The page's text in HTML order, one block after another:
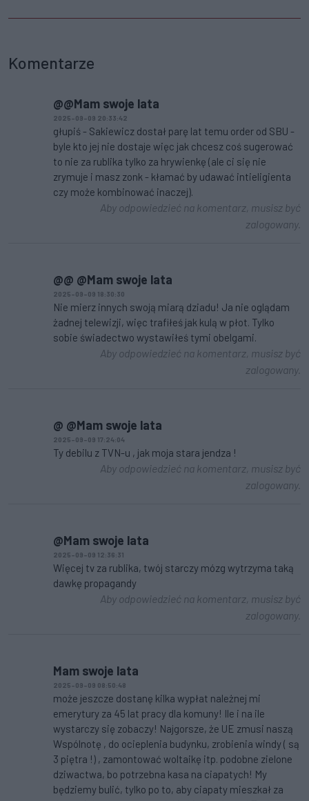
Komentarze
@@Mam swoje lata
2025-09-09 20:33:42
głupiś - Sakiewicz dostał parę lat temu order od SBU -
byle kto jej nie dostaje więc jak chcesz coś sugerować
to nie za rublika tylko za hrywienkę (ale ci się nie
zrymuje i masz zonk - kłamać by udawać intieligienta
czy może kombinować inaczej).
Aby odpowiedzieć na komentarz, musisz być
zalogowany.
@@ @Mam swoje lata
2025-09-09 18:30:30
Nie mierz innych swoją miarą dziadu! Ja nie oglądam
żadnej telewizji, więc trafiłeś jak kulą w płot. Tylko
sobie świadectwo wystawiłeś tymi obelgami.
Aby odpowiedzieć na komentarz, musisz być
zalogowany.
@ @Mam swoje lata
2025-09-09 17:24:04
Ty debilu z TVN-u , jak moja stara jendza !
Aby odpowiedzieć na komentarz, musisz być
zalogowany.
@Mam swoje lata
2025-09-09 12:36:31
Więcej tv za rublika, twój starczy mózg wytrzyma taką
dawkę propagandy
Aby odpowiedzieć na komentarz, musisz być
zalogowany.
Mam swoje lata
2025-09-09 08:50:48
może jeszcze dostanę kilka wypłat należnej mi
emerytury za 45 lat pracy dla komuny! Ile i na ile
wystarczy się zobaczy! Najgorsze, że UE zmusi naszą
Wspólnotę , do ocieplenia budynku, zrobienia windy ( są
3 piętra !) , zamontować woltaikę itp. podobne zielone
dziwactwa, bo potrzebna kasa na ciapatych! My
będziemy bulić, tylko po to, aby ciapaty mieszkał za